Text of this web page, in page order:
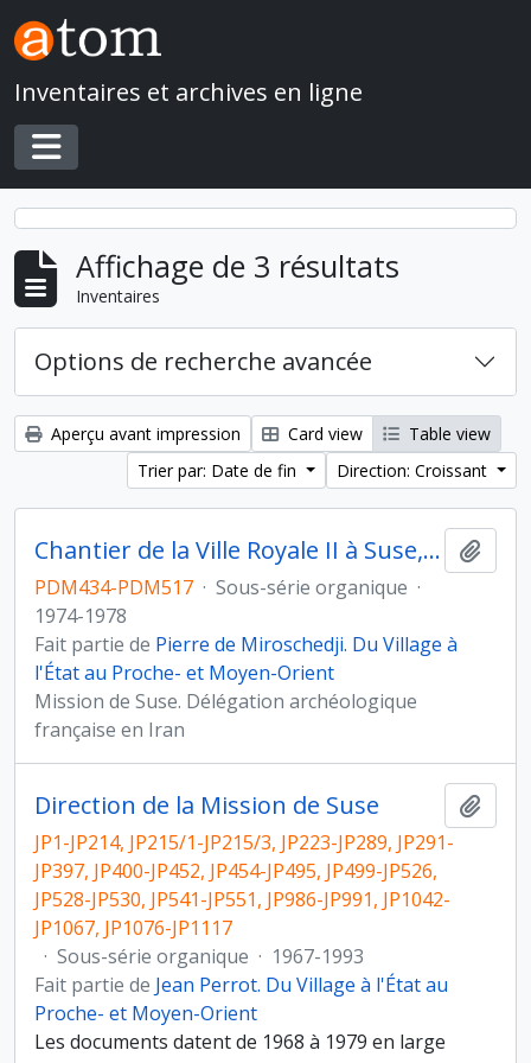
Skip to main content
Inventaires et archives en ligne
Toggle navigation
Affichage de 3 résultats
Inventaires
Options de recherche avancée
Aperçu avant impression Card view
Table view
Trier par: Date de fin
Direction: Croissant
Chantier de la Ville Royale II à Suse, Iran
PDM434-PDM517 · Sous-série organique ·
1974-1978
Fait partie de Pierre de Miroschedji. Du Village à
l'État au Proche- et Moyen-Orient
Mission de Suse. Délégation archéologique
française en Iran
Direction de la Mission de Suse
JP1-JP214, JP215/1-JP215/3, JP223-JP289, JP291-
JP397, JP400-JP452, JP454-JP495, JP499-JP526,
JP528-JP530, JP541-JP551, JP986-JP991, JP1042-
JP1067, JP1076-JP1117
· Sous-série organique · 1967-1993
Fait partie de Jean Perrot. Du Village à l'État au
Proche- et Moyen-Orient
Les documents datent de 1968 à 1979 en large